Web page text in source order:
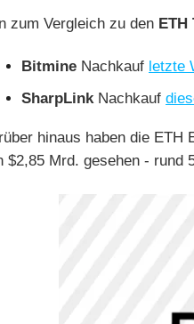
zum Vergleich zu den ETH
Bitmine Nachkauf letzte
SharpLinkNachkauf
hinaus haben die ETH
$2,85 Mrd. gesehen - rund